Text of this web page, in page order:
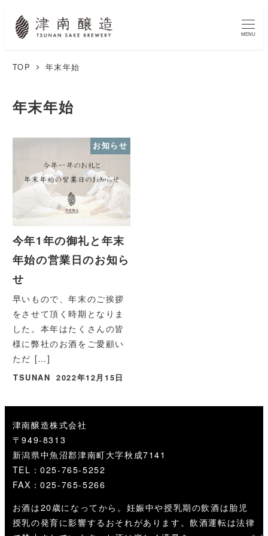
MENU
TOP 年末年始
年末年始
お知らせ
今年1年の御礼と年末
年始の営業日のお知ら
せ
早いもので、年末のご挨拶
をさせて頂く時期となりま
した。本年はたくさんの皆
様に弊社のお酒をご愛顧い
ただ […]
TSUNAN 2022年12月15日
津南醸造株式会社
〒949-8313
新潟県中魚沼郡津南町大字秋成7141
TEL：025-765-5252
FAX：025-765-5266
お酒は20歳になってから。妊娠中や授乳期の飲酒は胎児
授乳の発育に影響するおそれがあります。飲酒運転は法律